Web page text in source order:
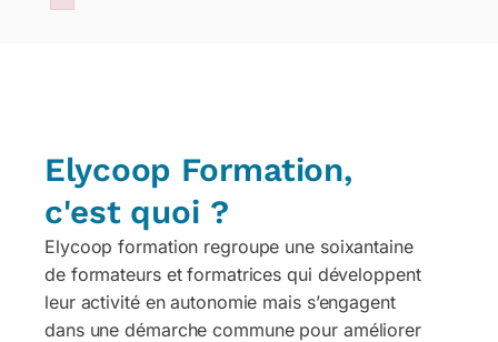
Elycoop Formation,
c'est quoi ?
Elycoop formation regroupe une soixantaine
de formateurs et formatrices qui développent
leur activité en autonomie mais s’engagent
dans une démarche commune pour améliorer
Failed to initialize plugin: wplink